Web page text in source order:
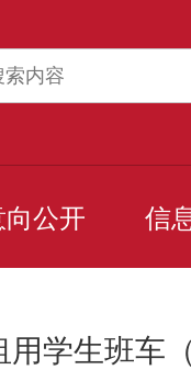
向公开 信
用学生班车